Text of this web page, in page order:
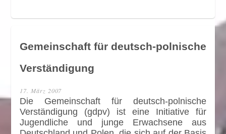
Gemeinschaft für deutsch-polnische
Verständigung
17. März 2007
Die Gemeinschaft für deutsch-polnische
Verständigung (gdpv) ist eine Initiative für
Jugendliche und junge Erwachsene aus